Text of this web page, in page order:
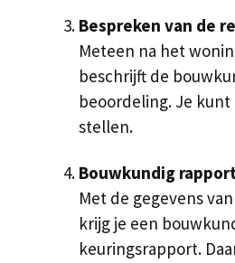
Bespreken van de
Meteen na het
beschrijft de
beoordeling. Je
stellen.
Bouwkundig
Met de gegevens
krijg je een
keuringsrapport.